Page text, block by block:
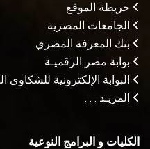
خريطة الموقع
الجامعات المصرية
بنك المعرفة المصري
بوابة مصر الرقميـة
البوابة الإلكترونية للشكاوى
المزيـد . . .
الكليات و البرامج النوعية